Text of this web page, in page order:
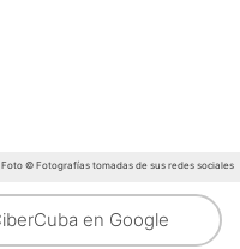
Foto © Fotografías tomadas de sus redes sociales
en Google